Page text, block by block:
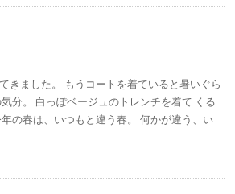
きました。 もうコートを着ていると暑いぐら
分。 白っぽベージュのトレンチを着て くる
の春は、いつもと違う春。 何かが違う、い